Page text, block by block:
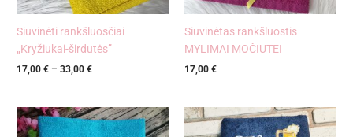
Siuvinėti rankšluosčiai
„Kryžiukai-širdutės”
17,00€ – 33,00€
Siuvinėtas rankšluostis
MYLIMAI MOČIUTEI
17,00 €